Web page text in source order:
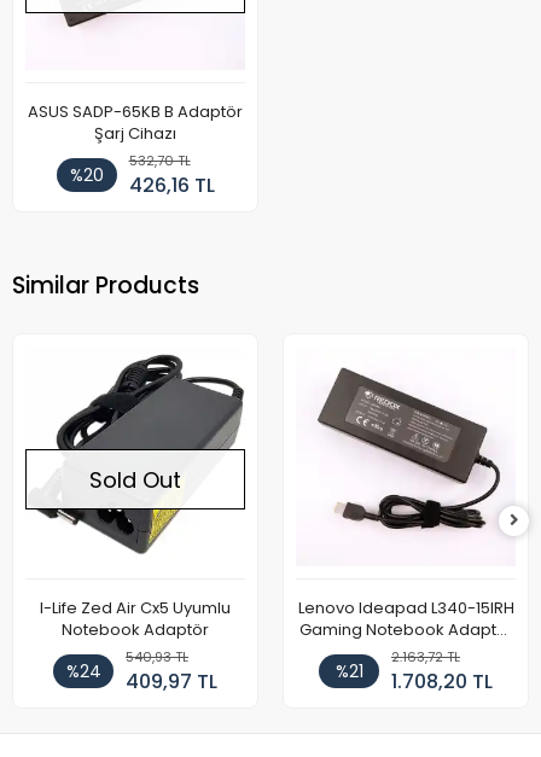
ASUS SADP-65KB B Adaptör
Şarj Cihazı
%20
532,70 TL
426,16 TL
Similar Products
Sold Out
I-Life Zed Air Cx5 Uyumlu
Notebook Adaptör
%24
540,93 TL
409,97 TL
Lenovo Ideapad L340-15IRH
Gaming Notebook Adaptör
Cihazı Şarj Aleti (150W)
%21
2.163,72 TL
1.708,20 TL